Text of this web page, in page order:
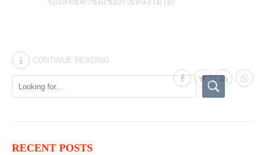
CONTINUE READING
RECENT POSTS